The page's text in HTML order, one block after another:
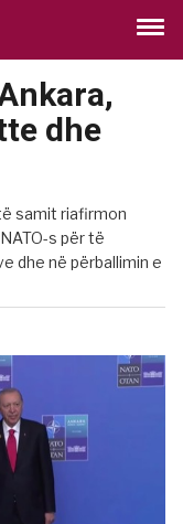
dhe
samit riafirmon
s për të
dhe në përballimin e